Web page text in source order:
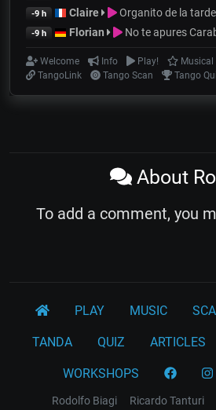
-9 h Claire Organito de la tarde
-9 h Florian No te apures
Welcome Info Play!
Musical
TangoLink
Tango Scan Tango
About
To add a comment, you
PLAY MUSIC
TANDA QUIZ ARTICLES
WORKSHOPS
Rodolfo Biagi Ricardo Tanturi